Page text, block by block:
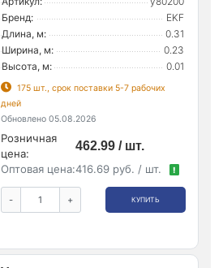
Бренд:
EKF
Длина, м:
0.31
Ширина, м:
0.23
Высота, м:
0.01
175 шт., срок поставки 5-7 рабочих
дней
Обновлено 05.08.2026
Розничная
цена:
462.99 / шт.
Оптовая цена:416.69 руб. / шт. !
- + КУПИТЬ